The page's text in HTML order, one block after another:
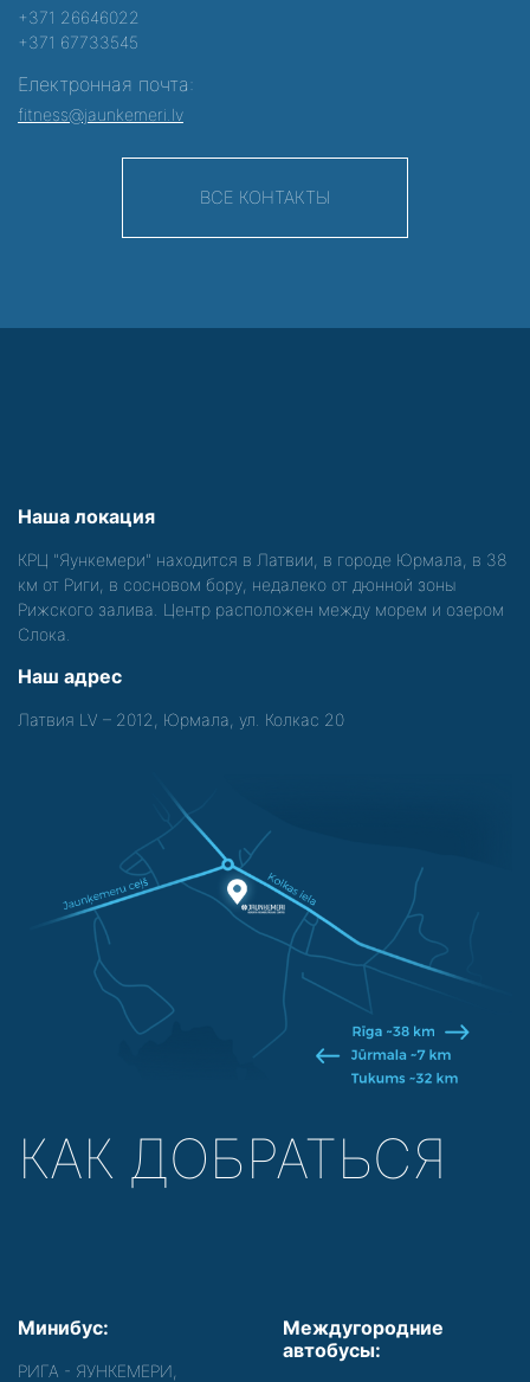
+371 26646022
+371 67733545
Електронная почта:
fitness@jaunkemeri.lv
ВСЕ КОНТАКТЫ
Наша локация
КРЦ "Яункемери" находится в Латвии, в городе Юрмала, в 38
км от Риги, в сосновом бору, недалеко от дюнной зоны
Рижского залива. Центр расположен между морем и озером
Слока.
Наш адрес
Латвия LV – 2012, Юрмала, ул. Колкас 20
КАК ДОБРАТЬСЯ
Минибус:
РИГА - ЯУНКЕМЕРИ,
Междугородние
автобусы: